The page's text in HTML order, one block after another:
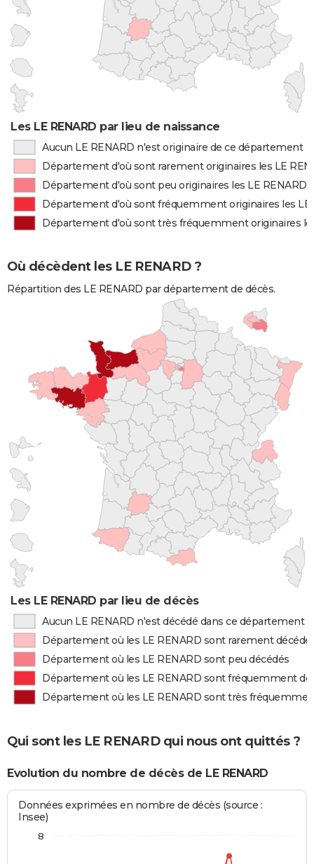
Les LE RENARD par lieu de naissance
Aucun LE RENARD n'est originaire de ce département
Département d'où sont rarement originaires les LE
Département d'où sont peu originaires les LE RENARD
Département d'où sont fréquemment originaires les LE
Département d'où sont très fréquemment originaires
Où décèdent les LE RENARD ?
Répartition des LE RENARD par département de décès.
Les LE RENARD par lieu de décès
Aucun LE RENARD n'est décédé dans ce département
Département où les LE RENARD sont rarement
Département où les LE RENARD sont peu décédés
Département où les LE RENARD sont fréquemment
Département où les LE RENARD sont très
Qui sont les LE RENARD qui nous ont quittés ?
Evolution du nombre de décès de LE RENARD
Données exprimées en nombre de décès (source :
Insee)
8